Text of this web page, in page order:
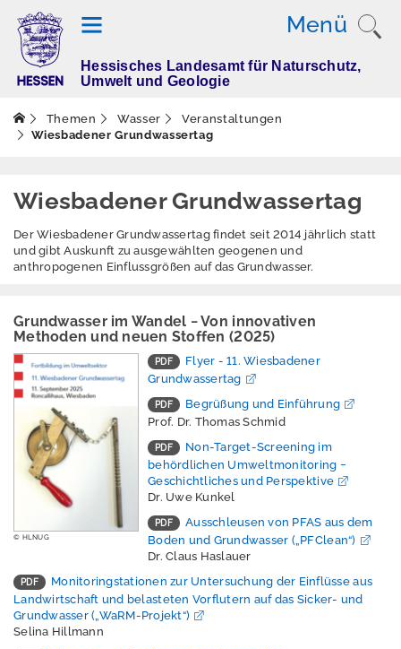
Menü
T
e
m
Altlasten
Dürre
Elektromagnetisch
e Felder / Licht
Erschütterungen
Geografische
Informationssystem
e
Geologie
Lärm
Luft
Hessisches Landesamt für Naturschutz,
Umwelt und Geologie
Themen Wasser
Veranstaltungen
Wiesbadener Grundwassertag
Wiesbadener Grundwassertag
Der Wiesbadener Grundwassertag findet seit 2014 jährlich statt
und gibt Auskunft zu ausgewählten geogenen und
anthropogenen Einflussgrößen auf das Grundwasser.
Grundwasser im Wandel − Von innovativen
Methoden und neuen Stoffen (2025)
© HLNUG
Flyer - 11. Wiesbadener
Grundwassertag
Begrüßung und Einführung
Prof. Dr. Thomas Schmid
Non-Target-Screening im
behördlichen Umweltmonitoring −
Geschichtliches und Perspektive
Dr. Uwe Kunkel
Ausschleusen von PFAS aus dem
Boden und Grundwasser („PFClean“)
Dr. Claus Haslauer
Monitoringstationen zur Untersuchung der Einflüsse aus
Landwirtschaft und belasteten Vorflutern auf das Sicker- und
Grundwasser („WaRM-Projekt“)
Selina Hillmann